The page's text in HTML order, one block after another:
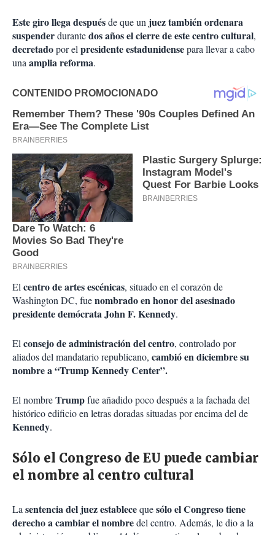
Este giro llega despuésde que un juez también ordenara
suspenderdurantedos años el cierre de este centrocultural,
decretadopor elpresidente estadunidensepara llevar a cabo
unaamplia reforma.
Elcentro de artes escénicas, situado en el corazón de
Washington DC, fuenombrado en honor del asesinado
presidente demócrata John F. Kennedy.
Elconsejo de administración del centro, controlado por
aliados del mandatario republicano, cambió en diciembre su
nombre a “Trump Kennedy Center”.
El nombreTrumpfue añadido poco después a la fachada del
histórico edificio en letras doradas situadas por encima del de
Kennedy.
Sólo el Congreso de EU puede cambiar
el nombre al centro cultural
Lasentencia del juez establecequesólo el Congreso tiene
derecho a cambiar el nombredel centro. Además, le dio a la